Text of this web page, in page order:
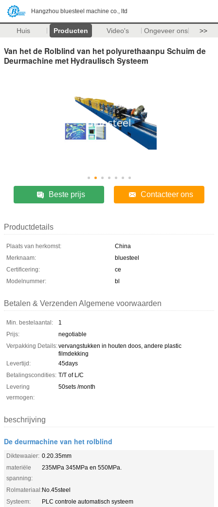
Hangzhou bluesteel machine co., ltd
Huis Producten Video's Ongeveer ons >>
Van het de Rolblind van het polyurethaanpu Schuim de
Deurmachine met Hydraulisch Systeem
Beste prijs Contacteer ons
Productdetails
Plaats van herkomst:
China
Merknaam:
bluesteel
Certificering:
ce
Modelnummer:
bl
Betalen & Verzenden Algemene voorwaarden
Min. bestelaantal:
1
Prijs:
negotiable
Verpakking Details:vervangstukken in houten doos, andere plastic
filmdekking
Levertijd:
45days
Betalingscondities: T/T of L/C
Levering
vermogen:
50sets /month
beschrijving
De deurmachine van het rolblind
Diktewaaier: 0.20.35mm
materiële
spanning:
235MPa 345MPa en 550MPa.
Rolmateriaal:No.45steel
Systeem:
PLC controle automatisch systeem